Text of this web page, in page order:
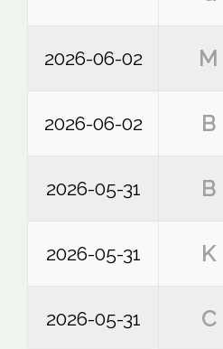
2026-06-02 M
2026-06-02 B
2026-05-31 B
2026-05-31 K
2026-05-31 C